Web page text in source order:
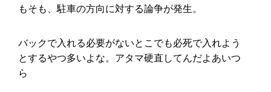
もそも、駐車の方向に対する論争が発生。
バックで入れる必要がないとこでも必死で入れよう
とするやつ多いよな。アタマ硬直してんだよあいつ
ら